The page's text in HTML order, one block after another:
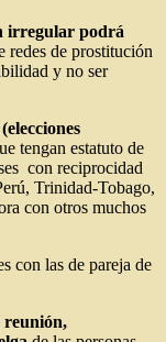
irregular podrá
redes de prostitución
y no ser
tengan estatuto de
con reciprocidad
Trinidad-Tobago,
con otros muchos
con las de pareja de
reunión,